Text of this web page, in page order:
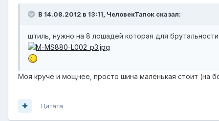
В 14.08.2012 в 13:11, ЧеловекТапок сказал:
штиль, нужно на 8 лошадей которая для брутальности
Моя круче и мощнее, просто шина маленькая стоит (на
Цитата